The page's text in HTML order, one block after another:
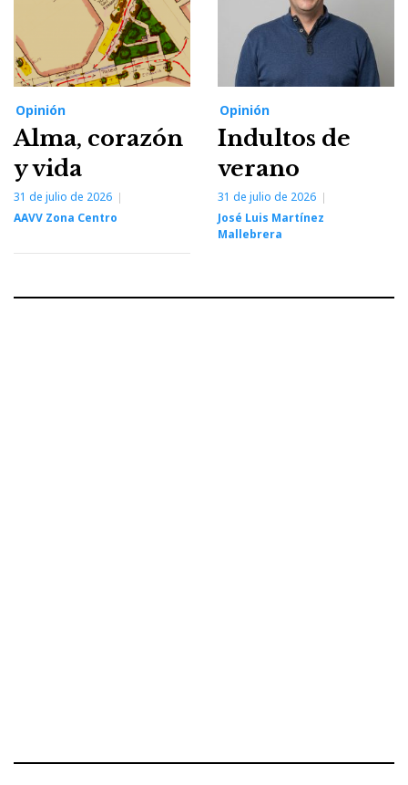
Opinión
Alma, corazón
y vida
31 de julio de 2026
AAVV Zona Centro
Opinión
Indultos de
verano
31 de julio de 2026
José Luis Martínez
Mallebrera